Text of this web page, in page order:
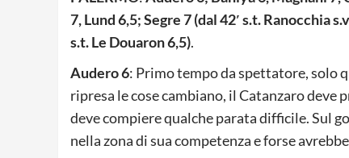
7, Lund 6,5; Segre 7 (dal 42′ s.t. Ranocchia
s.t. Le Douaron 6,5).
Audero 6: Primo tempo da spettatore, solo
ripresa le cose cambiano, il Catanzaro deve
deve compiere qualche parata difficile. Sul
nella zona di sua competenza e forse